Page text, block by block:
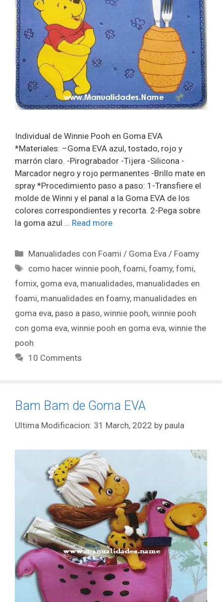
Individual de Winnie Pooh en Goma EVA
*Materiales: –Goma EVA azul, tostado, rojo y
marrón claro. -Pirograbador -Tijera -Silicona -
Marcador negro y rojo permanentes -Brillo mate en
spray *Procedimiento paso a paso: 1-Transfiere el
molde de Winni y el panal a la Goma EVA de los
colores correspondientes y recorta. 2-Pega sobre
la goma azul … Read more
Manualidades con Foami / Goma Eva / Foamy
como hacer winnie pooh,foami,foamy,fomi,
fomix, goma eva, manualidades, manualidades en
foami, manualidades en foamy, manualidades en
goma eva, paso a paso, winnie pooh, winnie pooh
con goma eva, winnie pooh en goma eva, winnie the
pooh
10 Comments
Bam Bam de Goma EVA
31 March, 2022 by paula